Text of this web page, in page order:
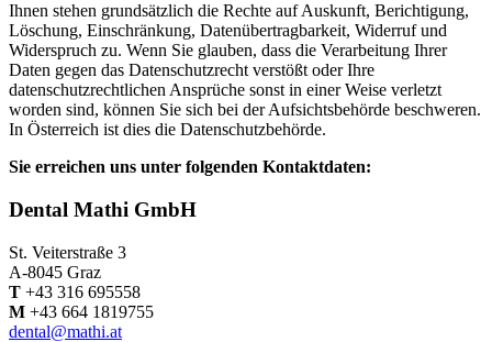
Ihnen stehen grundsätzlich die Rechte auf Auskunft, Berichtigung,
Löschung, Einschränkung, Datenübertragbarkeit, Widerruf und
Widerspruch zu. Wenn Sie glauben, dass die Verarbeitung Ihrer
Daten gegen das Datenschutzrecht verstößt oder Ihre
datenschutzrechtlichen Ansprüche sonst in einer Weise verletzt
worden sind, können Sie sich bei der Aufsichtsbehörde beschweren.
In Österreich ist dies die Datenschutzbehörde.
Sie erreichen uns unter folgenden Kontaktdaten:
Dental Mathi GmbH
St. Veiterstraße 3
A-8045 Graz
T +43 316 695558
M +43 664 1819755
dental@mathi.at